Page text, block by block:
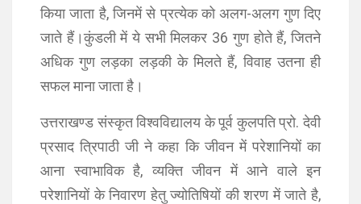
किया जाता है, जिनमें से प्रत्येक को अलग-अलग गुण दिए
जाते हैं।कुंडली में ये सभी मिलकर 36 गुण होते हैं, जितने
अधिक गुण लड़का लड़की के मिलते हैं, विवाह उतना ही
सफल माना जाता है।
उत्तराखण्ड संस्कृत विश्वविद्यालय के पूर्व कुलपति प्रो. देवी
प्रसाद त्रिपाठी जी ने कहा कि जीवन में परेशानियों का
आना स्‍वाभाविक है, व्‍यक्ति जीवन में आने वाले इन
परेशानियों के निवारण हेतु ज्‍योतिषियों की शरण में जाते है,